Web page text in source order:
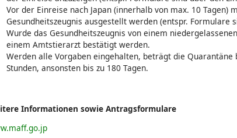
Vor der Einreise nach Japan (innerhalb von max. 10 Tagen)
Gesundheitszeugnis ausgestellt werden (entspr. Formulare
Wurde das Gesundheitszeugnis von einem
einem Amtstierarzt bestätigt werden.
Werden alle Vorgaben eingehalten, beträgt die Quarantäne
Stunden, ansonsten bis zu 180 Tagen.
Informationen sowie Antragsformulare